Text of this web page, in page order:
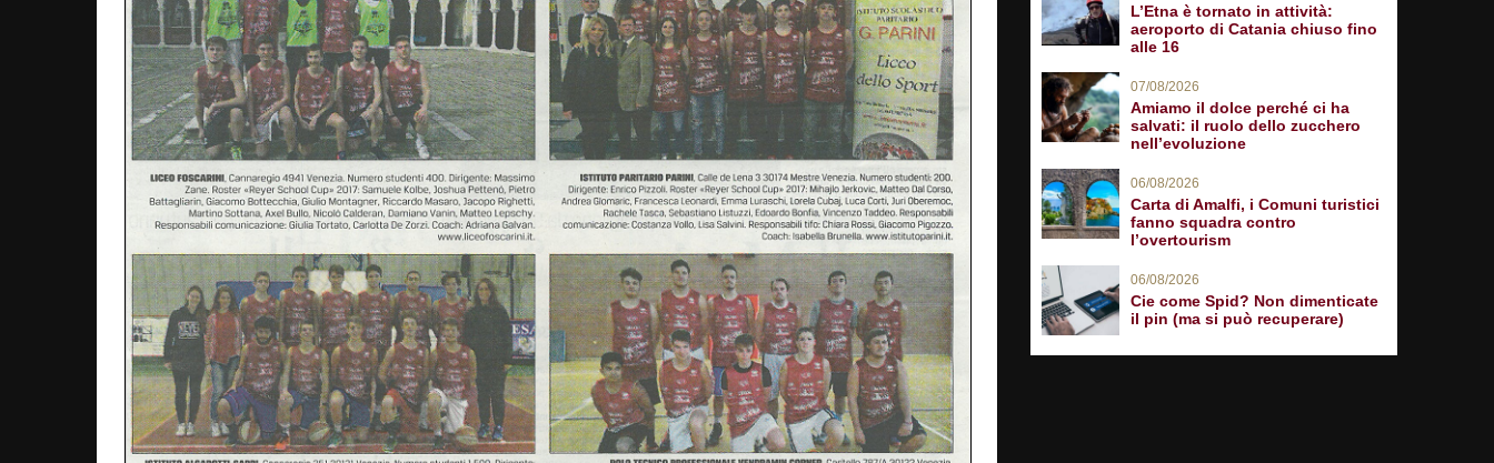
L’Etna è tornato in attività:
aeroporto di Catania chiuso fino
alle 16
07/08/2026
Amiamo il dolce perché ci ha
salvati: il ruolo dello zucchero
nell’evoluzione
06/08/2026
Carta di Amalfi, i Comuni turistici
fanno squadra contro
l’overtourism
06/08/2026
Cie come Spid? Non dimenticate
il pin (ma si può recuperare)